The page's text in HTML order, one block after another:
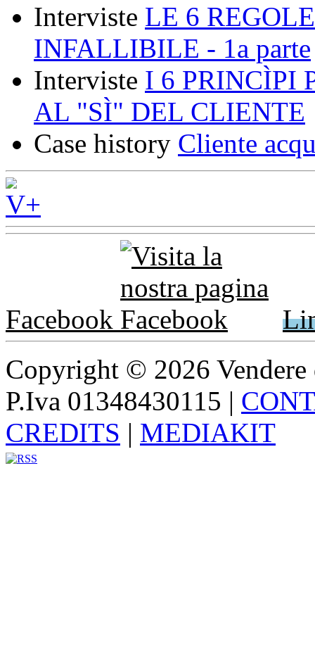
Interviste LE 6
INFALLIBILE - 1a parte
Interviste I 6 PRINCÌPI
AL "SÌ" DEL CLIENTE
Case history Cliente
Facebook
Copyright © 2026
P.Iva 01348430115 |
CREDITS | MEDIAKIT